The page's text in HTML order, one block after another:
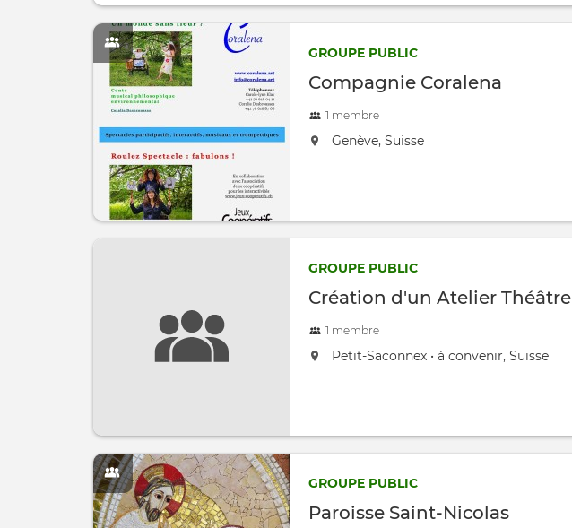
GROUPE PUBLIC
Compagnie Coralena
1 membre
located at:
Genève, Suisse
GROUPE PUBLIC
Création d'un Atelier Théâtre
1 membre
located at:
Petit-Saconnex ,• à convenir, Suisse
GROUPE PUBLIC
Paroisse Saint-Nicolas